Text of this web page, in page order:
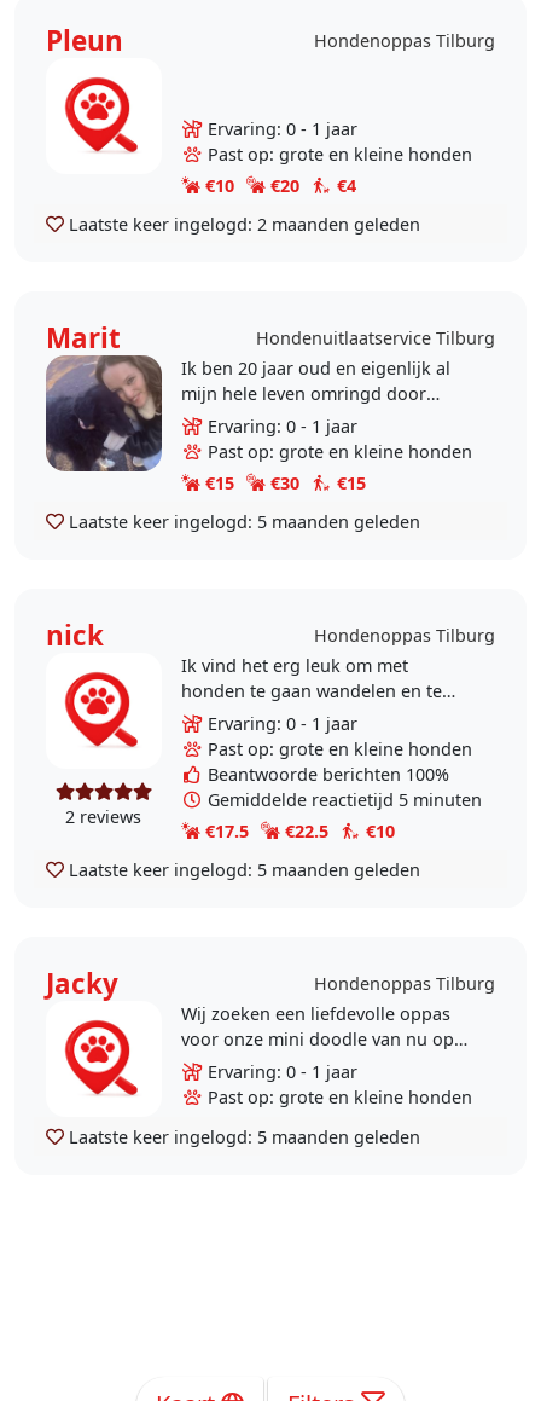
Pleun Hondenoppas Tilburg
Ervaring: 0 - 1 jaar
Past op: grote en kleine honden
€10
€20
€4
Laatste keer ingelogd: 2 maanden geleden
Marit
Hondenuitlaatservice Tilburg
Ik ben 20 jaar oud en eigenlijk al
mijn hele leven omringd door
dieren. Thuis hadden we altijd van
alles rondlopen: katten, cavia’s, een
hamster,..
Ervaring: 0 - 1 jaar
Past op: grote en kleine honden
€15
€30
€15
Laatste keer ingelogd: 5 maanden geleden
nick Hondenoppas Tilburg
2 reviews
Ik vind het erg leuk om met
honden te gaan wandelen en te
spelen, maar ook vooral de
aandacht geven aan de hond wat
ze nodig hebben. Deze deel ik..
Ervaring: 0 - 1 jaar
Past op: grote en kleine honden
Beantwoorde berichten 100%
Gemiddelde reactietijd 5 minuten
€17.5
€22.5
€10
Laatste keer ingelogd: 5 maanden geleden
Jacky
Hondenoppas Tilburg
Wij zoeken een liefdevolle oppas
voor onze mini doodle van nu op
dit moment 10 maanden. Zinnelijk,
kan even alleen thuis zijn.
Aanhankelijk, kan met..
Ervaring: 0 - 1 jaar
Past op: grote en kleine honden
Laatste keer ingelogd: 5 maanden geleden